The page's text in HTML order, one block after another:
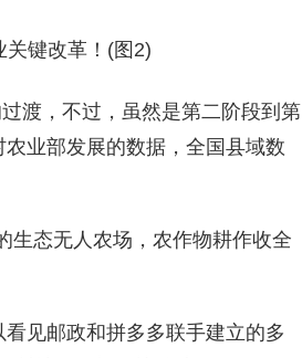
渡，不过，虽然是第二阶段到第
业部发展的数据，全国县域数
生态无人农场，农作物耕作收全
见邮政和拼多多联手建立的多